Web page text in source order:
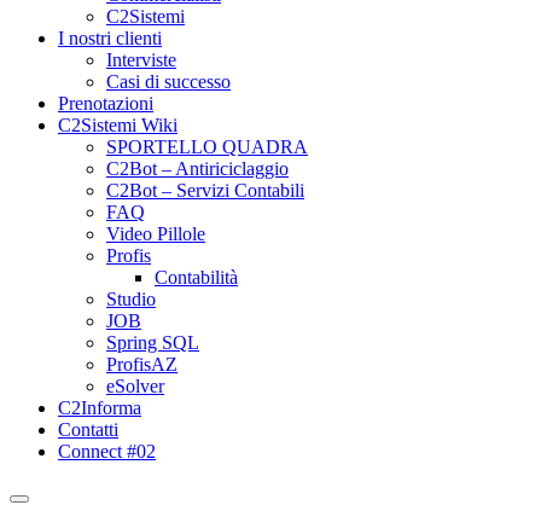
C2Sistemi
I nostri clienti
Interviste
Casi di successo
Prenotazioni
C2Sistemi Wiki
SPORTELLO QUADRA
C2Bot – Antiriciclaggio
C2Bot – Servizi Contabili
FAQ
Video Pillole
Profis
Contabilità
Studio
JOB
Spring SQL
ProfisAZ
eSolver
C2Informa
Contatti
Connect #02